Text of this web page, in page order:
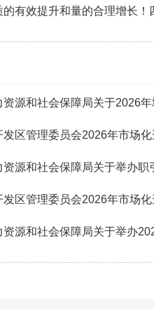
的有效提升和量的合理增长！
资源和社会保障局关于2026
发区管理委员会2026年市场
资源和社会保障局关于举办
发区管理委员会2026年市场
源和社会保障局关于举办